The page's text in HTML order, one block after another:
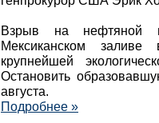
Взрыв на нефтяной
Мексиканском
крупнейшей
Остановить
августа.
Подробнее »